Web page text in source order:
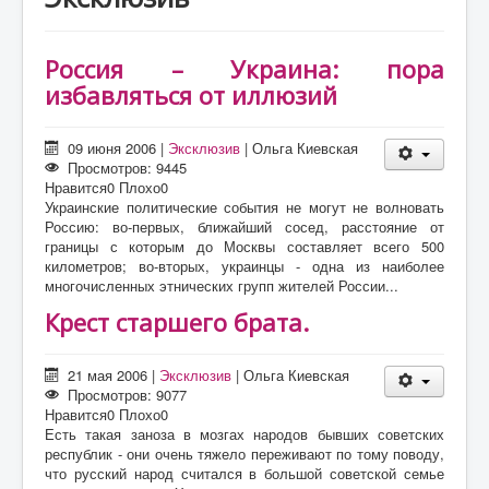
О проекте
Литература
Россия – Украина: пора
избавляться от иллюзий
09 июня 2006 | Эксклюзив |Ольга Киевская
Просмотров: 9445
Нравится0 Плохо0
Украинские политические события не могут не волновать
Россию: во-первых, ближайший сосед, расстояние от
границы с которым до Москвы составляет всего 500
километров; во-вторых, украинцы - одна из наиболее
многочисленных этнических групп жителей России...
Крест старшего брата.
21 мая 2006 | Эксклюзив |Ольга Киевская
Просмотров: 9077
Нравится0 Плохо0
Есть такая заноза в мозгах народов бывших советских
республик - они очень тяжело переживают по тому поводу,
что русский народ считался в большой советской семье